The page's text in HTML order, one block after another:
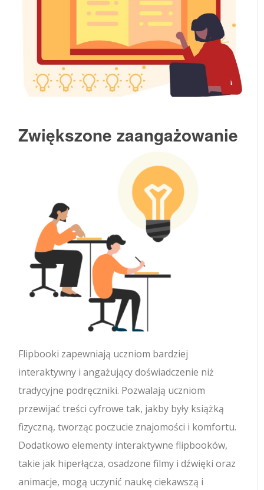
Zwiększone zaangażowanie
Flipbooki zapewniają uczniom bardziej
interaktywny i angażujący doświadczenie niż
tradycyjne podręczniki. Pozwalają uczniom
przewijać treści cyfrowe tak, jakby były książką
fizyczną, tworząc poczucie znajomości i komfortu.
Dodatkowo elementy interaktywne flipbooków,
takie jak hiperłącza, osadzone filmy i dźwięki oraz
animacje, mogą uczynić naukę ciekawszą i